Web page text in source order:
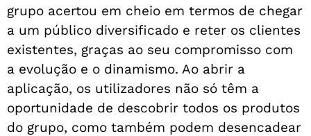
grupo acertou em cheio em termos de chegar
a um público diversificado e reter os clientes
existentes, graças ao seu compromisso com
a evolução e o dinamismo. Ao abrir a
aplicação, os utilizadores não só têm a
oportunidade de descobrir todos os produtos
do grupo, como também podem desencadear